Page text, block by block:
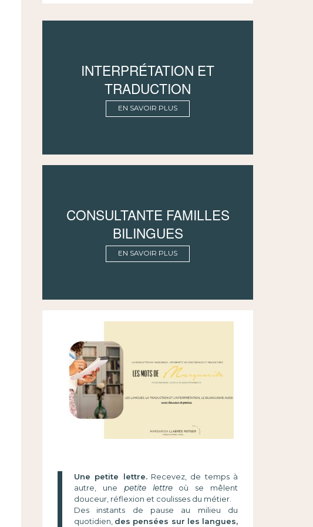
INTERPRÉTATION ET
TRADUCTION
EN SAVOIR PLUS
CONSULTANTE FAMILLES
BILINGUES
EN SAVOIR PLUS
Une petite lettre.Recevez, de temps à
autre, une petite lettreoù se mêlent
douceur, réflexion et coulisses du métier.
Des instants de pause au milieu du
quotidien, des pensées sur les langues,